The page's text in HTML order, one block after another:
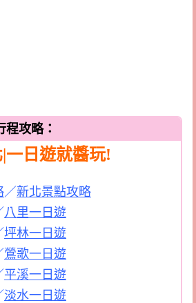
攻略：
日遊就醬玩!
／新北景點攻略
八里一日遊
坪林一日遊
鶯歌一日遊
平溪一日遊
淡水一日遊